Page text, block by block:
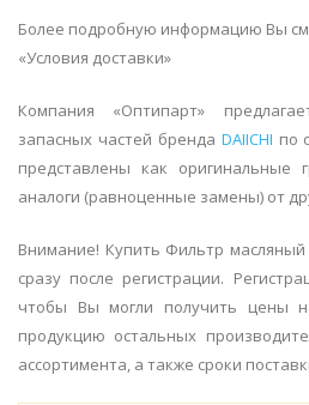
Более подробную информацию Вы
«Условия доставки»
Компания «Оптипарт»
запасных частей бренда DAIICHI по
представлены как оригинальные
аналоги (равноценные замены) от
Внимание! Купить Фильтр масляный
сразу после регистрации.
чтобы Вы могли получить цены
продукцию остальных
ассортимента, а также сроки